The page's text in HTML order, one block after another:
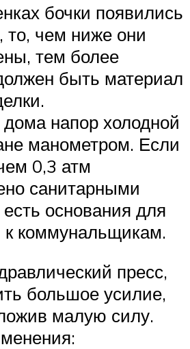
бочки появились
то, чем ниже они
тем более
быть материал
напор холодной
манометром. Если
0,3 атм
санитарными
основания для
к коммунальщикам.
пресс,
большое усилие,
малую силу.